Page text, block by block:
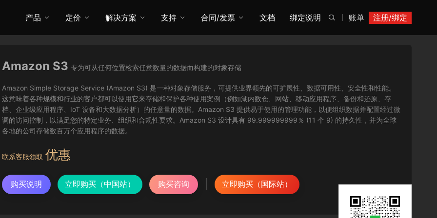
账单 注册/绑定

产品 定价 解决方案 支持 合同/发票 文档 绑定说明
Amazon S3 专为可从任何位置检索任意数量的数据而构建的对象存储
Amazon Simple Storage Service (Amazon S3) 是一种对象存储服务，可提供业界领先的可扩展性、数据可用性、安全性和性能。
这意味着各种规模和行业的客户都可以使用它来存储和保护各种使用案例（例如湖内数仓、网站、移动应用程序、备份和还原、存
档、企业级应用程序、IoT 设备和大数据分析）的任意量的数据。Amazon S3 提供易于使用的管理功能，以便组织数据并配置经过微
调的访问控制，以满足您的特定业务、组织和合规性要求。Amazon S3 设计具有 99.999999999％ (11 个 9) 的持久性，并为全球
各地的公司存储数百万个应用程序的数据。
联系客服领取 优惠
购买说明 立即购买（中国站） 购买咨询 立即购买（国际站）